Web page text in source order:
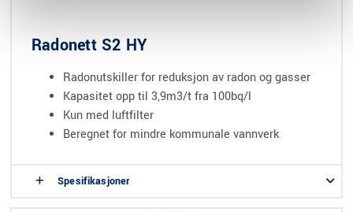
Radonett S2 HY
Radonutskiller for reduksjon av radon og gasser
Kapasitet opp til 3,9m3/t fra 100bq/l
Kun med luftfilter
Beregnet for mindre kommunale vannverk
Spesifikasjoner